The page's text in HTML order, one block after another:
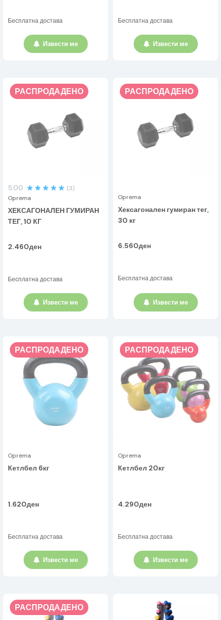
Бесплатна достава
Извести ме
Бесплатна достава
Извести ме
РАСПРОДАДЕНО
5.00
(3)
Oprema
ХЕКСАГОНАЛЕН ГУМИРАН
ТЕГ, 10 КГ
2.460ден
Бесплатна достава
Извести ме
РАСПРОДАДЕНО
Oprema
Хексагонален гумиран тег,
30 кг
6.560ден
Бесплатна достава
Извести ме
РАСПРОДАДЕНО
Oprema
Кетлбел 6кг
1.620ден
Бесплатна достава
Извести ме
РАСПРОДАДЕНО
Oprema
Кетлбел 20кг
4.290ден
Бесплатна достава
Извести ме
РАСПРОДАДЕНО